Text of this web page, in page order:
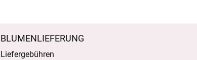
BLUMENLIEFERUNG
Liefergebühren